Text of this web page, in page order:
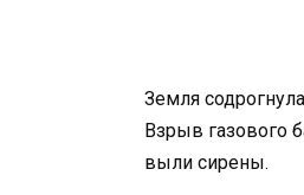
Земля
Взрыв газового
выли сирены.